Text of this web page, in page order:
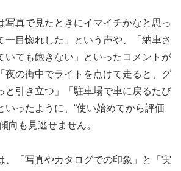
写真で見たときにイマイチかなと思っ
一目惚れした」という声や、「納車さ
いても飽きない」といったコメントが
夜の街中でライトを点けて走ると、グ
と引き立つ」「駐車場で車に戻るたび
いったように、“使い始めてから評価
向も見逃せません。
、「写真やカタログでの印象」と「実